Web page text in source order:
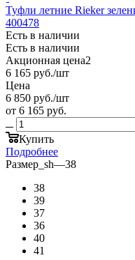
Туфли летние Rieker
400478
Есть в наличии
Есть в наличии
Акционная цена2
6 165 руб./шт
Цена
6 850 руб./шт
от 6 165 руб.
Купить
Подробнее
Размер_sh—38
38
39
37
36
40
41